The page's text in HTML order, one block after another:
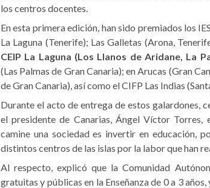
los centros docentes.
En esta primera edición, han sido premiados los
La Laguna (Tenerife); Las Galletas (Arona,
CEIP La Laguna (Los Llanos de Aridane, La
(Las Palmas de Gran Canaria); en Arucas (Gran
de Gran Canaria), así como el CIFP Las Indias
Durante el acto de entrega de estos galardones,
el presidente de Canarias, Ángel Víctor
camine una sociedad es invertir en educación,
distintos centros de las islas por la labor que han
Al respecto, explicó que la Comunidad
gratuitas y públicas en la Enseñanza de 0 a 3